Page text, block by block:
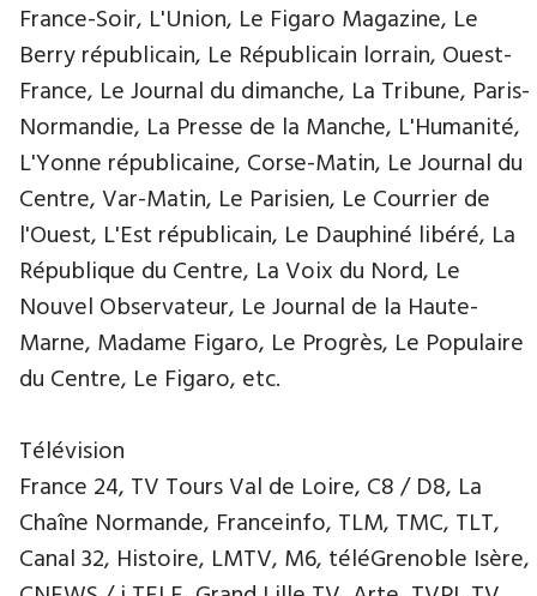
France-Soir, L'Union, Le Figaro Magazine, Le
Berry républicain, Le Républicain lorrain, Ouest-
France, Le Journal du dimanche, La Tribune, Paris-
Normandie, La Presse de la Manche, L'Humanité,
L'Yonne républicaine, Corse-Matin, Le Journal du
Centre, Var-Matin, Le Parisien, Le Courrier de
l'Ouest, L'Est républicain, Le Dauphiné libéré, La
République du Centre, La Voix du Nord, Le
Nouvel Observateur, Le Journal de la Haute-
Marne, Madame Figaro, Le Progrès, Le Populaire
du Centre, Le Figaro, etc.
Télévision
France 24, TV Tours Val de Loire, C8 / D8, La
Chaîne Normande, Franceinfo, TLM, TMC, TLT,
Canal 32, Histoire, LMTV, M6, téléGrenoble Isère,